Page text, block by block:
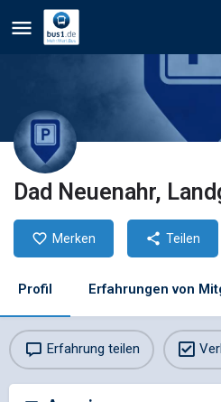
Dad Neuenahr,
Merken Teilen
Profil Erfahrungen von
Erfahrung teilen